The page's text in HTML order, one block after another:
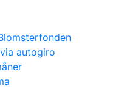
autogiro